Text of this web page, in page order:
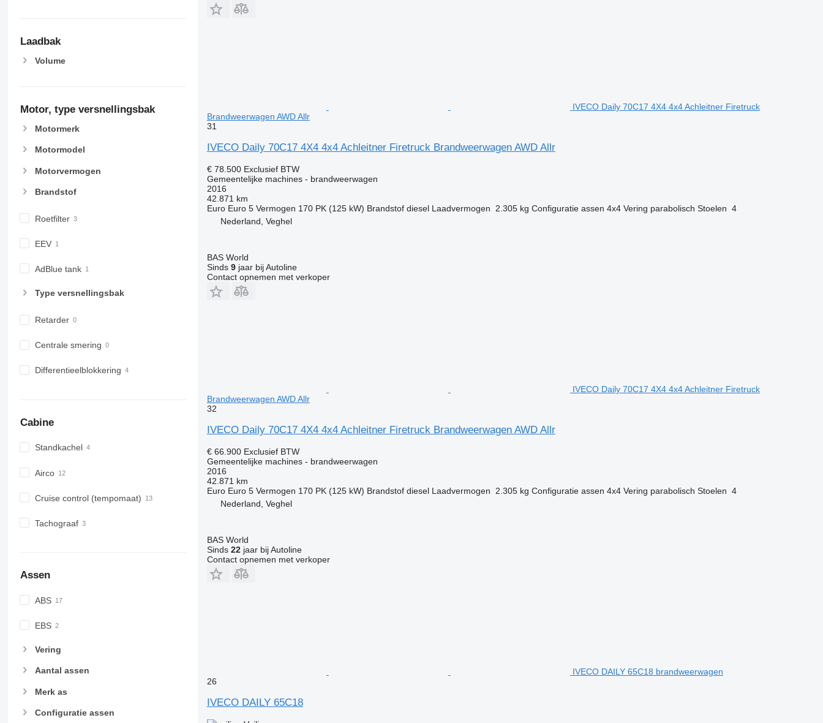
Laadbak
Volume
Motor, type versnellingsbak
Motormerk
Motormodel
Motorvermogen
Brandstof
Roetfilter
EEV
AdBlue tank
Type versnellingsbak
Retarder
Centrale smering
Differentieelblokkering
Cabine
Standkachel
Airco
Cruise control (tempomaat)
Tachograaf
Assen
ABS
EBS
Vering
Aantal assen
Merk as
Configuratie assen
IVECO Daily 70C17 4X4 4x4 Achleitner Firetruck
Brandweerwagen AWD Allr
31
IVECO Daily 70C17 4X4 4x4 Achleitner Firetruck Brandweerwagen AWD Allr
€ 78.500 Exclusief BTW
Gemeentelijke machines - brandweerwagen
2016
42.871 km
Euro Euro 5 Vermogen 170 PK (125 kW) Brandstof diesel Laadvermogen 2.305 kg Configuratie assen 4x4 Vering parabolisch Stoelen 4
Nederland, Veghel
BAS World
Sinds 9jaar bij Autoline
Contact opnemen met verkoper
IVECO Daily 70C17 4X4 4x4 Achleitner Firetruck
Brandweerwagen AWD Allr
32
IVECO Daily 70C17 4X4 4x4 Achleitner Firetruck Brandweerwagen AWD Allr
€ 66.900 Exclusief BTW
Gemeentelijke machines - brandweerwagen
2016
42.871 km
Euro Euro 5 Vermogen 170 PK (125 kW) Brandstof diesel Laadvermogen 2.305 kg Configuratie assen 4x4 Vering parabolisch Stoelen 4
Nederland, Veghel
BAS World
Sinds 22jaar bij Autoline
Contact opnemen met verkoper
IVECO DAILY 65C18 brandweerwagen
26
IVECO DAILY 65C18